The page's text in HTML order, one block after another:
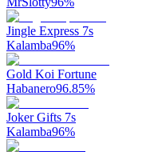
Jingle Express 7s
Kalamba96%
Gold Koi Fortune
Habanero96.85%
Joker Gifts 7s
Kalamba96%